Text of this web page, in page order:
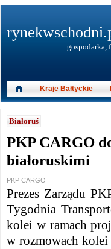
Białoruś
PKP CARGO
białoruskimi
PKP CARGO
Prezes Zarządu
Tygodnia
kolei w ramach
w rozmowach kolei
gospodarka,
Kraje Bałtyckie